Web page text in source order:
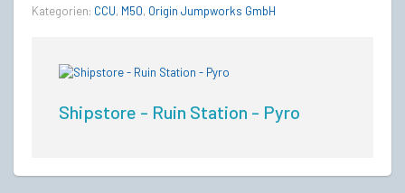
Kategorien: CCU, M50, Origin Jumpworks GmbH
Shipstore - Ruin Station - Pyro